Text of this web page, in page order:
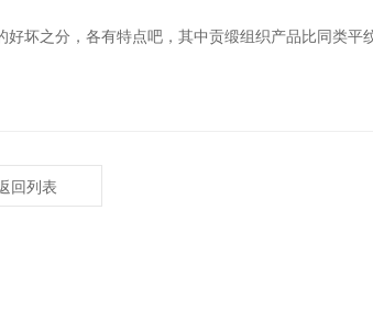
之分，各有特点吧，其中贡缎组织产品比同类平
回列表